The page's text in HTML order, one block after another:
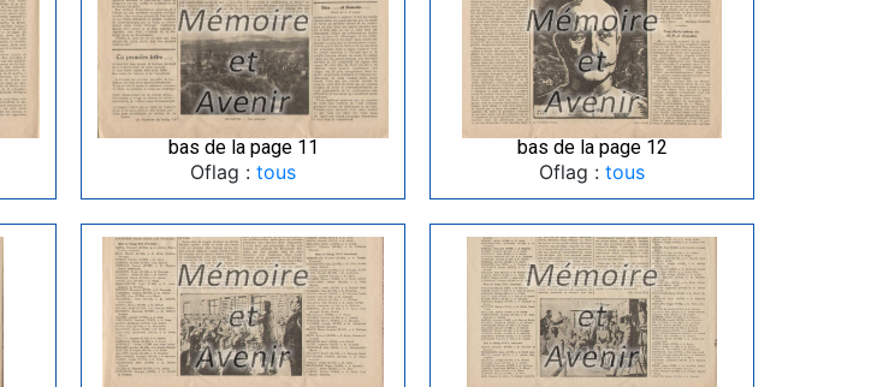
bas de la page 11
Oflag : tous
bas de la page 12
Oflag : tous